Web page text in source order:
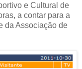
e Cultural de
a contar para a
da Associação de